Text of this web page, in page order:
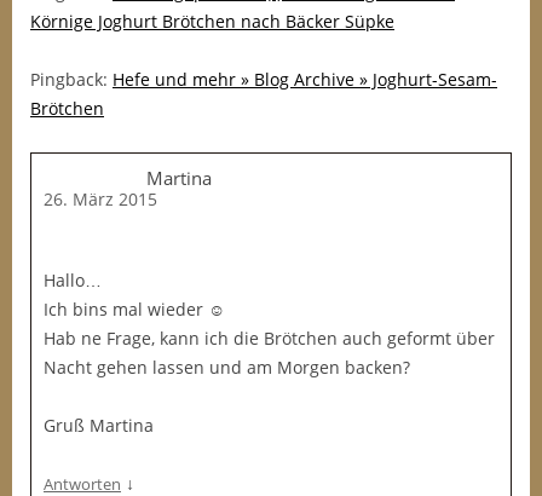
Körnige Joghurt Brötchen nach Bäcker Süpke
Pingback: Hefe und mehr » Blog Archive » Joghurt-Sesam-
Brötchen
Martina
26. März 2015
Hallo…
Ich bins mal wieder ☺️
Hab ne Frage, kann ich die Brötchen auch geformt über
Nacht gehen lassen und am Morgen backen?
Gruß Martina
Antworten ↓